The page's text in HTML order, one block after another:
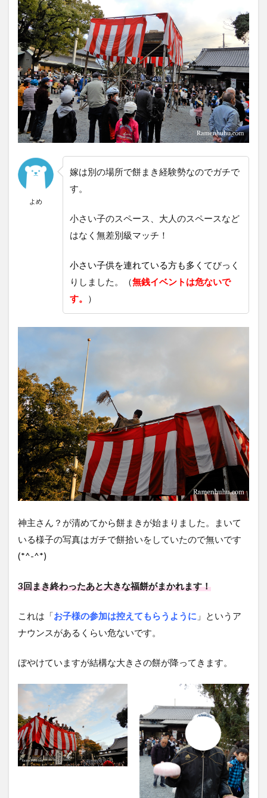
よめ
嫁は別の場所で餅まき経験勢なのでガチで
す。
小さい子のスペース、大人のスペースなど
はなく無差別級マッチ！
小さい子供を連れている方も多く てびっく
りしました。（無銭イベントは危ないで
す。
）
神主さん？が清めてから餅まきが始まりました。まいて
いる様子の写真はガチで餅拾いをしていたので無いです
(*^-^*)
3回まき終わったあと大きな福餅がまかれます！
これは「お子様の参加は控えてもらうように 」というア
ナウンスがあるくらい危ないです。
ぼやけていますが結構な大きさの餅が降ってきます。